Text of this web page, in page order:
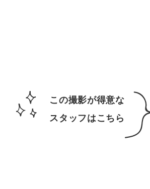
この撮影が得意な
スタッフはこちら